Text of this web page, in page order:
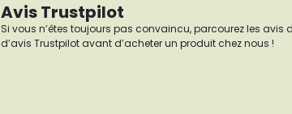
Avis Trustpilot
Si vous n’êtes toujours pas convaincu, parcourez les
d’avis Trustpilot avant d’acheter un produit chez nous !